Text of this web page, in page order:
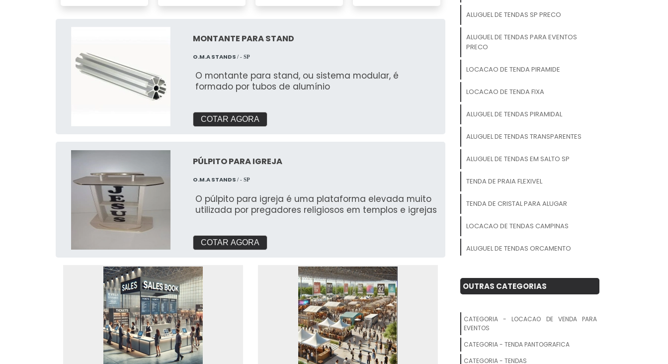
MONTANTE PARA STAND
O.M.A STANDS/ - SP
O montante para stand, ou sistema modular, é
formado por tubos de alumínio
COTAR AGORA
PÚLPITO PARA IGREJA
O.M.A STANDS/ - SP
O púlpito para igreja é uma plataforma elevada muito
utilizada por pregadores religiosos em templos e igrejas
COTAR AGORA
ALUGUEL DE TENDAS SP PRECO
ALUGUEL DE TENDAS PARA EVENTOS
PRECO
LOCACAO DE TENDA PIRAMIDE
LOCACAO DE TENDA FIXA
ALUGUEL DE TENDAS PIRAMIDAL
ALUGUEL DE TENDAS TRANSPARENTES
ALUGUEL DE TENDAS EM SALTO SP
TENDA DE PRAIA FLEXIVEL
TENDA DE CRISTAL PARA ALUGAR
LOCACAO DE TENDAS CAMPINAS
ALUGUEL DE TENDAS ORCAMENTO
TENDA ALUGUEL
LOCACAO DE TENDAS E PALCOS
ALUGUEL DE AR CONDICIONADO PARA
OUTRAS CATEGORIAS
CATEGORIA - LOCACAO DE VENDA PARA
EVENTOS
CATEGORIA - TENDA PANTOGRAFICA
CATEGORIA - TENDAS